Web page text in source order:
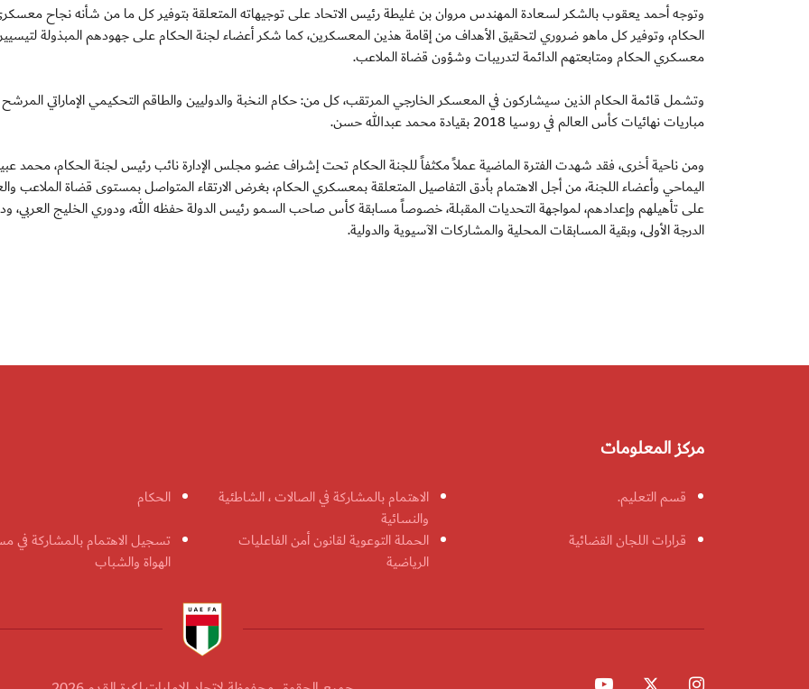
وتوجه أحمد يعقوب بالشكر لسعادة المهندس مروان بن غليطة رئيس الاتحاد على توجيهاته المتعلقة بتوفير كل ما من شأنه نجاح
الحكام، وتوفير كل ماهو ضروري لتحقيق الأهداف من إقامة هذين المعسكرين، كما شكر أعضاء لجنة الحكام على جهودهم المبذولة
معسكري الحكام ومتابعتهم الدائمة لتدريبات وشؤون قضاة الملاعب.
وتشمل قائمة الحكام الذين سيشاركون في المعسكر الخارجي المرتقب، كل من: حكام النخبة والدوليين والطاقم التحكيمي الإماراتي المرشح
مباريات نهائيات كأس العالم في روسيا 2018 بقيادة محمد عبدالله حسن.
ومن ناحية أخرى، فقد شهدت الفترة الماضية عملاً مكثفاً للجنة الحكام تحت إشراف عضو مجلس الإدارة نائب رئيس لجنة الحكام، محمد
اليماحي وأعضاء اللجنة، من أجل الاهتمام بأدق التفاصيل المتعلقة بمعسكري الحكام، بغرض الارتقاء المتواصل بمستوى قضاة الملاعب
على تأهيلهم وإعدادهم، لمواجهة التحديات المقبلة، خصوصاً مسابقة كأس صاحب السمو رئيس الدولة حفظه الله، ودوري الخليج العربي،
الدرجة الأولى، وبقية المسابقات المحلية والمشاركات الآسيوية والدولية.
مركز المعلومات
قسم التعليم.
الاهتمام بالمشاركة في الصالات ، الشاطئية
والنسائية
الحكام
قرارات اللجان القضائية
الحملة التوعوية لقانون أمن الفاعليات
الرياضية
تسجيل الاهتمام بالمشاركة في
الهواة والشباب